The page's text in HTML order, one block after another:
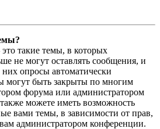
такие темы, в которых
не могут оставлять сообщения, и
них опросы автоматически
могут быть закрыты по многим
форума или администратором
можете иметь возможность
вами темы, в зависимости от прав,
администратором конференции.